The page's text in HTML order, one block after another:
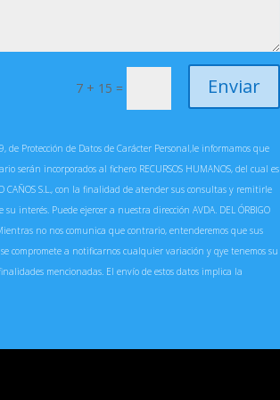
7 + 15 = Enviar
de Protección de Datos de Carácter Personal,le informamos que
serán incorporados al fichero RECURSOS HUMANOS, del cual es
CAÑOS S.L., con la finalidad de atender sus consultas y remitirle
interés. Puede ejercer a nuestra dirección AVDA. DEL ÓRBIGO
Mientras no nos comunica que contrario, entenderemos que sus
compromete a notificarnos cualquier variación y qye tenemos su
mencionadas. El envío de estos datos implica la